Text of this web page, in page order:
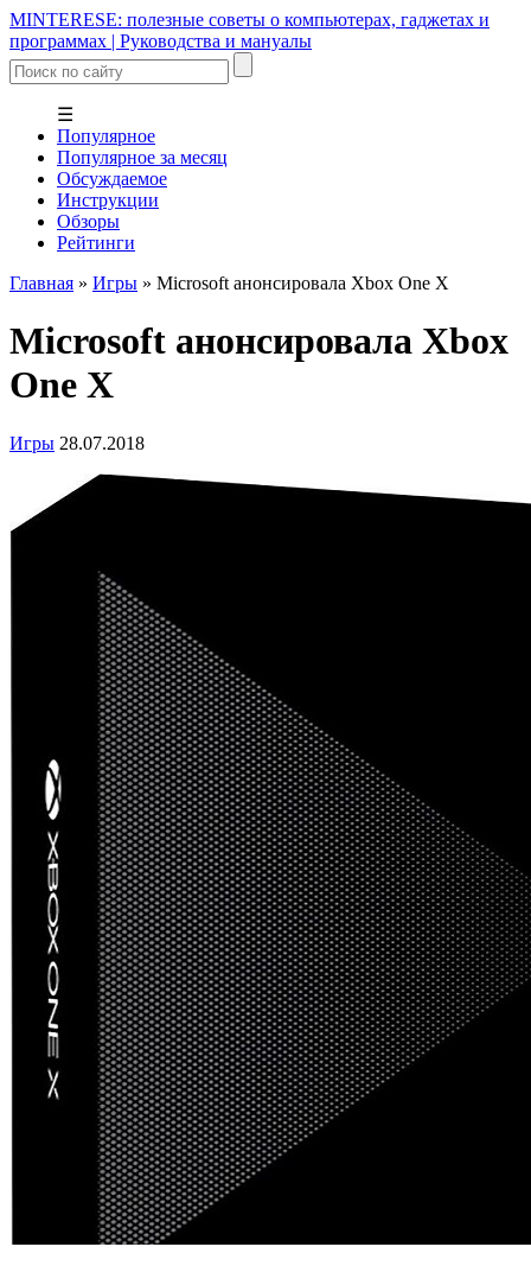
MINTERESE: полезные советы о компьютерах, гаджетах и
программах | Руководства и мануалы
☰
Популярное
Популярное за месяц
Обсуждаемое
Инструкции
Обзоры
Рейтинги
Главная » Игры » Microsoft анонсировала Xbox One X
Microsoft анонсировала Xbox
One X
Игры 28.07.2018